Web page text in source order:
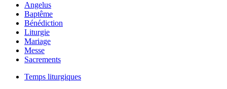
Angelus
Baptême
Bénédiction
Liturgie
Mariage
Messe
Sacrements
Temps liturgiques